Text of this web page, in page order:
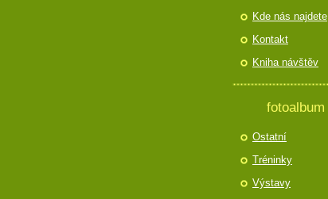
Kde nás najdete
Kontakt
Kniha návštěv
fotoalbum
Ostatní
Tréninky
Výstavy